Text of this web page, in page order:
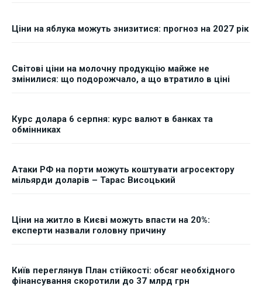
Ціни на яблука можуть знизитися: прогноз на 2027 рік
Світові ціни на молочну продукцію майже не
змінилися: що подорожчало, а що втратило в ціні
Курс долара 6 серпня: курс валют в банках та
обмінниках
Атаки РФ на порти можуть коштувати агросектору
мільярди доларів – Тарас Висоцький
Ціни на житло в Києві можуть впасти на 20%:
експерти назвали головну причину
Київ переглянув План стійкості: обсяг необхідного
фінансування скоротили до 37 млрд грн